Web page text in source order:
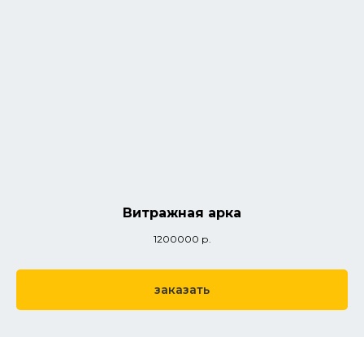
Витражная арка
1200000 р.
заказать